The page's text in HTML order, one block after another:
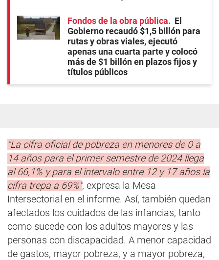
Fondos de la obra pública
El
Gobierno recaudó $1,5 billón para
rutas y obras viales, ejecutó
apenas una cuarta parte y colocó
más de $1 billón en plazos fijos y
títulos públicos
"La cifra oficial de pobreza en menores de 0 a
14 años para el primer semestre de 2024 llega
al 66,1% y para el intervalo entre 12 y 17 años la
cifra trepa a 69%", expresa la Mesa
Intersectorial en el informe. Así, también quedan
afectados los cuidados de las infancias, tanto
como sucede con los adultos mayores y las
personas con discapacidad. A menor capacidad
de gastos, mayor pobreza, y a mayor pobreza,